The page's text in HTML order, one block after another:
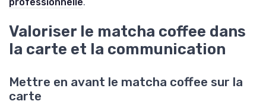
Valoriser le matcha coffee dans
la carte et la communication
Mettre en avant le matcha coffee sur la
carte